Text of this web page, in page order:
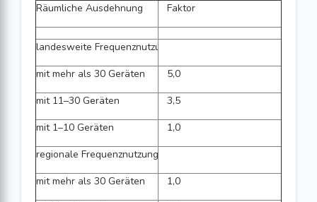
Räumliche Ausdehnung
Faktor
landesweite Frequenznutzung:
mit mehr als 30 Geräten
5,0
mit 11–30 Geräten
3,5
mit 1–10 Geräten
1,0
regionale Frequenznutzung:
mit mehr als 30 Geräten
1,0